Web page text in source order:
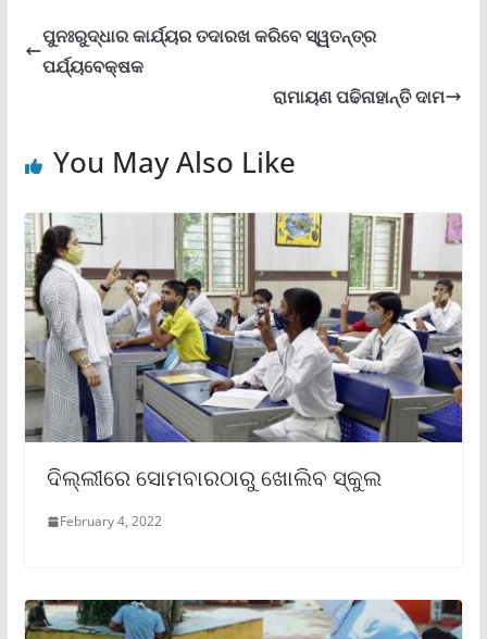
ପୁନଃରୁଦ୍ଧାର କାର୍ଯ୍ୟର ତଦାରଖ କରିବେ ସ୍ୱତନ୍ତ୍ର
ପର୍ଯ୍ୟବେକ୍ଷକ
ରାମାୟଣ ପଢିନାହାନ୍ତି ଦାମ
You May Also Like
ଦିଲ୍ଲୀରେ ସୋମବାରଠାରୁ ଖୋଲିବ ସ୍କୁଲ
February 4, 2022